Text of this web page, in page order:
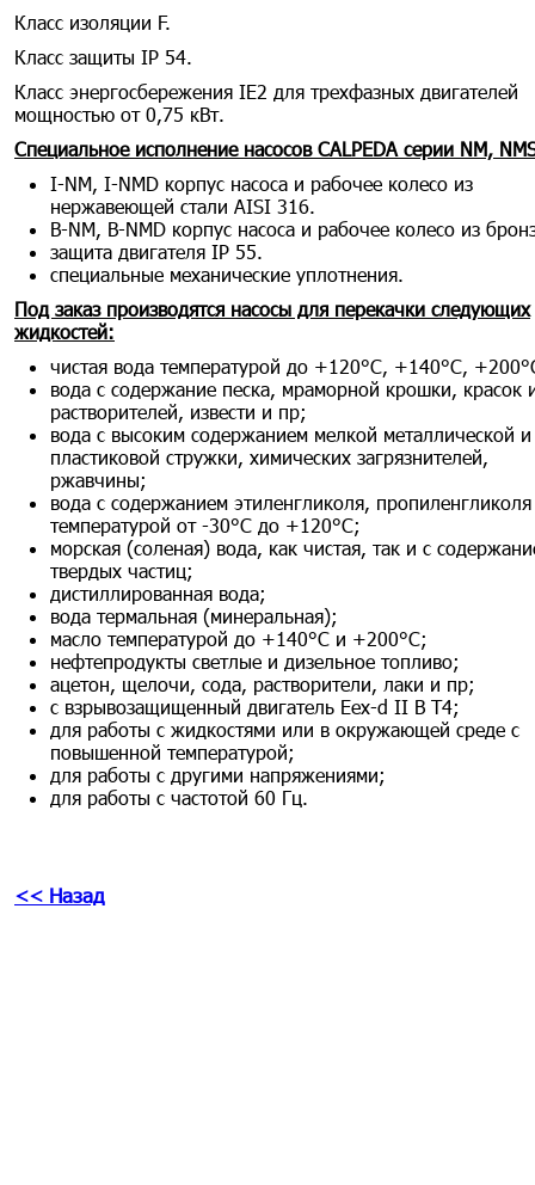
Класс изоляции F.
Класс защиты IP 54.
Класс энергосбережения IE2 для трехфазных двигателей
мощностью от 0,75 кВт.
Специальное исполнение насосов CALPEDA серии NM,
I-NM, I-NMD корпус насоса и рабочее колесо из
нержавеющей стали AISI 316.
B-NM, B-NMD корпус насоса и рабочее колесо из
защита двигателя IP 55.
специальные механические уплотнения.
Под заказ производятся насосы для перекачки следующих
жидкостей:
чистая вода температурой до +120°С, +140°С,
вода с содержание песка, мраморной крошки, красок
растворителей, извести и пр;
вода с высоким содержанием мелкой металлической и
пластиковой стружки, химических загрязнителей,
ржавчины;
вода с содержанием этиленгликоля,
температурой от -30°С до +120°С;
морская (соленая) вода, как чистая, так и с
твердых частиц;
дистиллированная вода;
вода термальная (минеральная);
масло температурой до +140°С и +200°С;
нефтепродукты светлые и дизельное топливо;
ацетон, щелочи, сода, растворители, лаки и пр;
с взрывозащищенный двигатель Eex-d II В Т4;
для работы с жидкостями или в окружающей среде с
повышенной температурой;
для работы с другими напряжениями;
для работы с частотой 60 Гц.
<< Назад